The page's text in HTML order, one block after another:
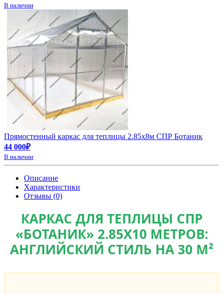
В наличии
Прямостенный каркас для теплицы 2.85х8м СПР Ботаник
44 000₽
В наличии
Описание
Характеристики
Отзывы (0)
КАРКАС ДЛЯ ТЕПЛИЦЫ СПР
«БОТАНИК» 2.85Х10 МЕТРОВ:
АНГЛИЙСКИЙ СТИЛЬ НА 30 М²